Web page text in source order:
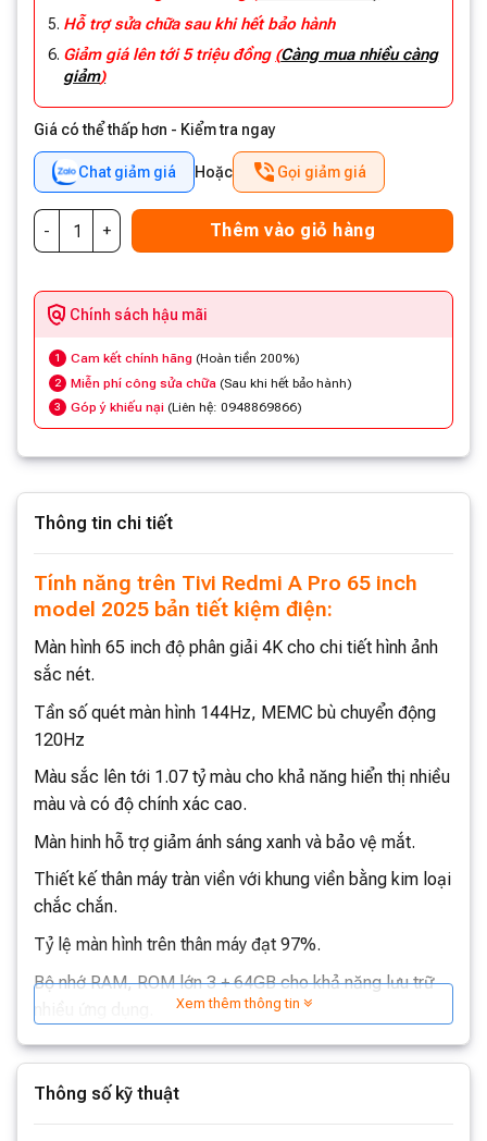
Hỗ trợ sửa chữa sau khi hết bảo hành
Giảm giá lên tới 5 triệu đồng (Càng mua nhiều càng
giảm)
Giá có thể thấp hơn - Kiểm tra ngay
Chat giảm giá Hoặc Gọi giảm giá
Thêm vào giỏ hàng
Chính sách hậu mãi
1 Cam kết chính hãng (Hoàn tiền 200%)
2 Miễn phí công sửa chữa (Sau khi hết bảo hành)
3 Góp ý khiếu nại (Liên hệ: 0948869866)
Thông tin chi tiết
Tính năng trên Tivi Redmi A Pro 65 inch
model 2025 bản tiết kiệm điện:
Màn hình 65 inch độ phân giải 4K cho chi tiết hình ảnh
sắc nét.
Tần số quét màn hình 144Hz, MEMC bù chuyển động
120Hz
Màu sắc lên tới 1.07 tỷ màu cho khả năng hiển thị nhiều
màu và có độ chính xác cao.
Màn hinh hỗ trợ giảm ánh sáng xanh và bảo vệ mắt.
Thiết kế thân máy tràn viền với khung viền bằng kim loại
chắc chắn.
Tỷ lệ màn hình trên thân máy đạt 97%.
Bộ nhớ RAM, ROM lớn 3 + 64GB cho khả năng lưu trữ
Hỗ trợ Wifi 6 mới nhất giúp kết nối nhanh và ổn định hơn.
Hỗ trợ Kết nối NFC và trình chiếu trên màn hình tivi.
Xem thêm thông tin
Thông số kỹ thuật